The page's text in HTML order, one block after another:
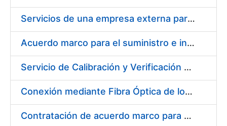
Servicios de una empresa externa para el asesoramiento y resolución de los recursos de alzada que se presentan relacionados con procesos de selección para la FNMT-RCM
Acuerdo marco para el suministro e instalación de persianas, estores y otros complementos
Servicio de Calibración y Verificación Externa de los Equipos de Medición del Servicio de Prevención de la FNMT-RCM
Conexión mediante Fibra Óptica de los Centros de Proceso de Datos (CPDs) de las sedes de la FNMT-RCM de Burgos y Madrid
Contratación de acuerdo marco para el Suministro de Material de Electricidad para la Fábrica Nacional de Moneda y Timbre-Real Casa de la Moneda en su centro de trabajo de Burgos